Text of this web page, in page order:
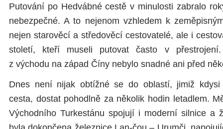
Putování po Hedvábné cestě v minulosti zabralo
nebezpečné. A to nejenom vzhledem k
nejen starověcí a středověcí cestovatelé, ale i
století, kteří museli putovat často v
z východu na západ Číny nebylo snadné ani před
Dnes není nijak obtížné se do oblastí, jimiž kdysi
cesta, dostat pohodlně za několik hodin letadlem.
Východního Turkestánu spojují i moderní silnice a